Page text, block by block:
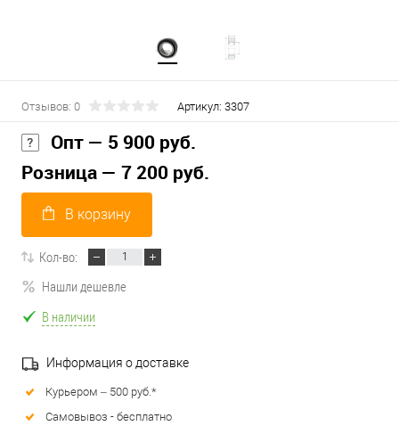
Отзывов: 0 Артикул: 3307
Опт — 5 900 руб.
Розница — 7 200 руб.
В корзину
Кол-во:
Нашли дешевле
В наличии
Информация о доставке
Курьером – 500 руб.*
Самовывоз - бесплатно